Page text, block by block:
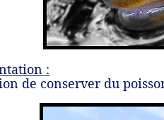
:
de conserver du